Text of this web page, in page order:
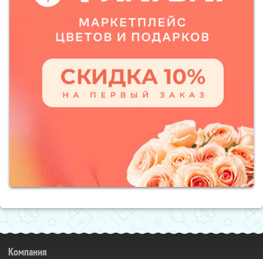
Компания